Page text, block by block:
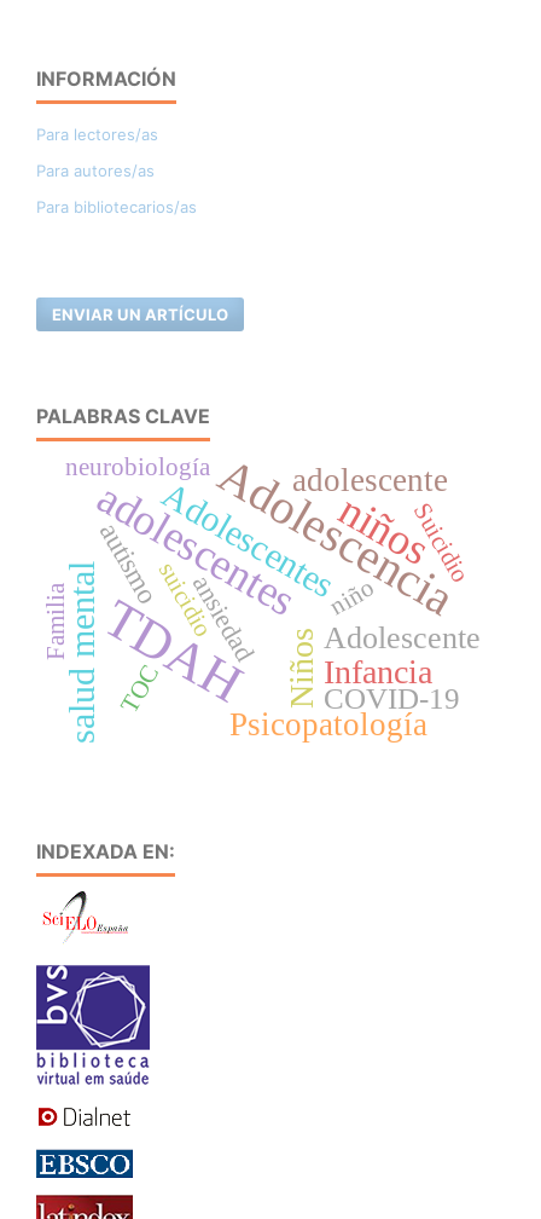
INFORMACIÓN
Para lectores/as
Para autores/as
Para bibliotecarios/as
ENVIAR UN ARTÍCULO
PALABRAS CLAVE
TDAH
Adolescencia
niños
adolescentes
Adolescentes
salud mental Infancia
Niños
Psicopatología
adolescente
Adolescente
COVID-19
autismo
ansiedad
TOC
Familia
neurobiología
suicidio niño
Suicidio
INDEXADA EN: